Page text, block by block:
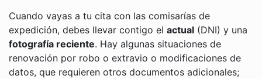
Cuando vayas a tu cita con las comisarías de
expedición, debes llevar contigo el actual (DNI) y una
fotografía reciente. Hay algunas situaciones de
renovación por robo o extravio o modificaciones de
datos, que requieren otros documentos adicionales;